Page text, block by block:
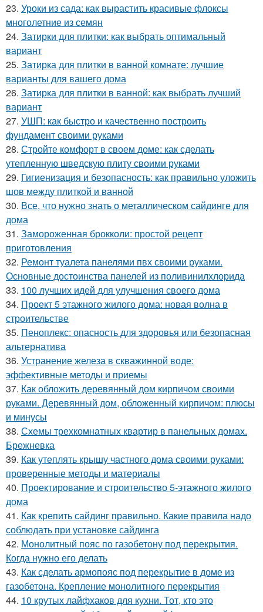
23. Уроки из сада: как вырастить красивые флоксы
многолетние из семян
24. Затирки для плитки: как выбрать оптимальный
вариант
25. Затирка для плитки в ванной комнате: лучшие
варианты для вашего дома
26. Затирка для плитки в ванной: как выбрать лучший
вариант
27. УШП: как быстро и качественно построить
фундамент своими руками
28. Стройте комфорт в своем доме: как сделать
утепленную шведскую плиту своими руками
29. Гигиенизация и безопасность: как правильно уложить
шов между плиткой и ванной
30. Все, что нужно знать о металлическом сайдинге для
дома
31. Замороженная брокколи: простой рецепт
приготовления
32. Ремонт туалета панелями пвх своими руками.
Основные достоинства панелей из поливинилхлорида
33. 100 лучших идей для улучшения своего дома
34. Проект 5 этажного жилого дома: новая волна в
строительстве
35. Пеноплекс: опасность для здоровья или безопасная
альтернатива
36. Устранение железа в скважинной воде:
эффективные методы и приемы
37. Как обложить деревянный дом кирпичом своими
руками. Деревянный дом, обложенный кирпичом: плюсы
и минусы
38. Схемы трехкомнатных квартир в панельных домах.
Брежневка
39. Как утеплять крышу частного дома своими руками:
проверенные методы и материалы
40. Проектирование и строительство 5-этажного жилого
дома
41. Как крепить сайдинг правильно. Какие правила надо
соблюдать при установке сайдинга
42. Монолитный пояс по газобетону под перекрытия.
Когда нужно его делать
43. Как сделать армопояс под перекрытие в доме из
газобетона. Крепление монолитного перекрытия
44. 10 крутых лайфхаков для кухни. Тот, кто это